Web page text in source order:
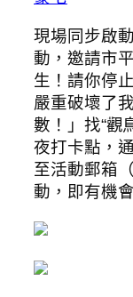
現場同步啟
動，邀請市
生！請你停
嚴重破壞了
數！」找“觀
夜打卡點，
至活動郵箱
動，即有機